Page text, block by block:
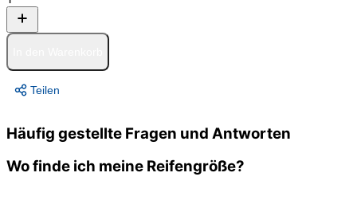
Teilen
Häufig gestellte Fragen und Antworten
Wo finde ich meine Reifengröße?